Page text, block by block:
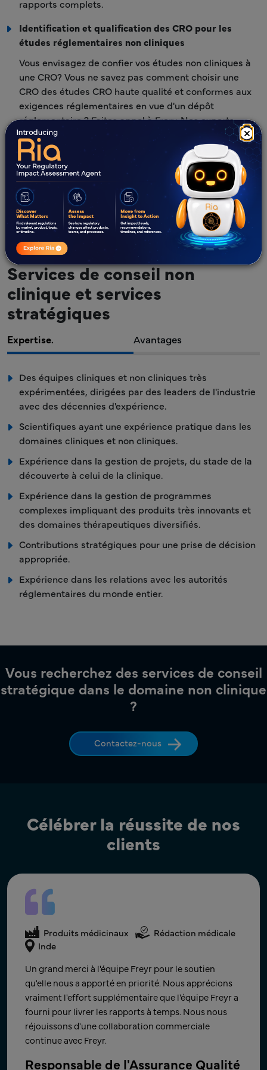
×
rapports complets.
Identification et qualification des CRO pour les
études réglementaires non cliniques
Vous envisagez de confier vos études non cliniques à
une CRO? Vous ne savez pas comment choisir une
CRO des études CRO haute qualité et conformes aux
exigences réglementaires en vue d'un dépôt
réglementaire ? Faites appel à Frery. Nos experts
chevronnés en études non cliniques vous aident à
sélectionner la CRO la plus adaptée CRO évaluant la
qualité, la conformité et les capacités en matière
d'études toxicologiques et de pharmacologie de
sécurité. Nous réalisons des évaluations impartiales à
l'aide de listes de contrôle et en collaboration avec
des experts, et nous vous fournissons un rapport
d'évaluation détaillé ainsi que des recommandations.
Services de conseil non
clinique et services
stratégiques
Expertise. Avantages
Des équipes cliniques et non cliniques très
expérimentées, dirigées par des leaders de l'industrie
avec des décennies d'expérience.
Scientifiques ayant une expérience pratique dans les
domaines cliniques et non cliniques.
Expérience dans la gestion de projets, du stade de la
découverte à celui de la clinique.
Expérience dans la gestion de programmes
complexes impliquant des produits très innovants et
des domaines thérapeutiques diversifiés.
Contributions stratégiques pour une prise de décision
appropriée.
Expérience dans les relations avec les autorités
réglementaires du monde entier.
Vous recherchez des services de conseil
stratégique dans le domaine non clinique
?
Contactez-nous
Célébrer la réussite de nos
clients
Produits médicinaux
Rédaction médicale
États-Unis
Félicitations à vous tous pour ce brillant travail
d'équipe !! Seuls, nous pouvons faire si peu ;
ensemble, nous pouvons faire tellement.
Nous nous réjouissons de la prochaine étape clé et
de la collaboration sur de nouveaux projets à l'avenir.
SVP - R&D (Forme galénique finie)
Produits médicinaux
Rédaction médicale
Inde
Un grand merci à l'équipe Freyr pour le soutien
qu'elle nous a apporté en priorité. Nous apprécions
vraiment l'effort supplémentaire que l'équipe Freyr a
fourni pour livrer les rapports à temps. Nous nous
réjouissons d'une collaboration commerciale
continue avec Freyr.
Responsable de l'Assurance Qualité
Produits médicinaux
Rédaction médicale
Inde
Un grand merci à l'équipe Freyr pour le soutien
qu'elle nous a apporté en priorité. Nous apprécions
vraiment l'effort supplémentaire que l'équipe Freyr a
fourni pour livrer les rapports à temps. Nous nous
réjouissons d'une collaboration commerciale
continue avec Freyr.​
Responsable de l'Assurance Qualité​